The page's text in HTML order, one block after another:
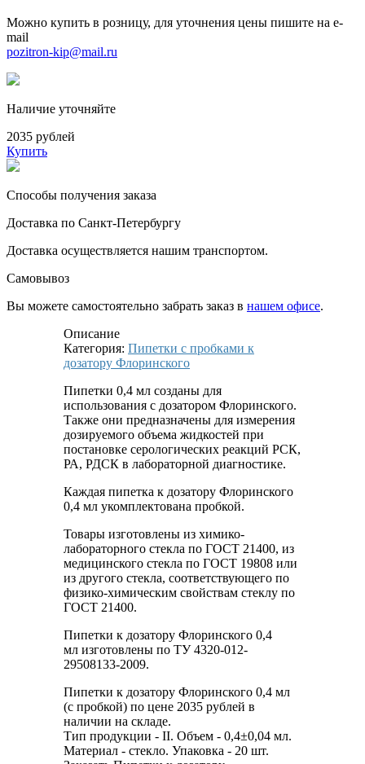
Можно купить в розницу, для уточнения цены пишите на e-
mail
pozitron-kip@mail.ru
Наличие уточняйте
2035 рублей
Купить
Способы получения заказа
Доставка по Санкт-Петербургу
Доставка осуществляется нашим транспортом.
Самовывоз
Вы можете самостоятельно забрать заказ в нашем офисе.
Описание
Категория: Пипетки с пробками к
дозатору Флоринского
Пипетки 0,4 мл созданы для
использования с дозатором Флоринского.
Также они предназначены для измерения
дозируемого объема жидкостей при
постановке серологических реакций РСК,
РА, РДСК в лабораторной диагностике.
Каждая пипетка к дозатору Флоринского
0,4 мл укомплектована пробкой.
Товары изготовлены из химико-
лабораторного стекла по ГОСТ 21400, из
медицинского стекла по ГОСТ 19808 или
из другого стекла, соответствующего по
физико-химическим свойствам стеклу по
ГОСТ 21400.
Пипетки к дозатору Флоринского 0,4
мл изготовлены по ТУ 4320-012-
29508133-2009.
Пипетки к дозатору Флоринского 0,4 мл
(с пробкой) по цене 2035 рублей в
наличии на складе.
Тип продукции - II. Объем - 0,4±0,04 мл.
Материал - стекло. Упаковка - 20 шт.